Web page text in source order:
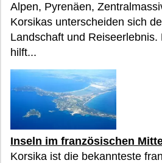
Alpen, Pyrenäen,
Korsikas unterscheiden sich
Landschaft und Reiseerlebnis.
hilft...
Inseln im französischen
Korsika ist die bekannteste